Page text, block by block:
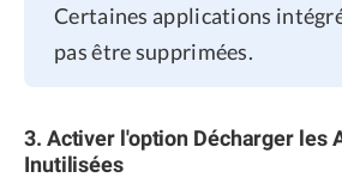
Certaines applications
pas être supprimées.
3. Activer l'option Décharger les
Inutilisées